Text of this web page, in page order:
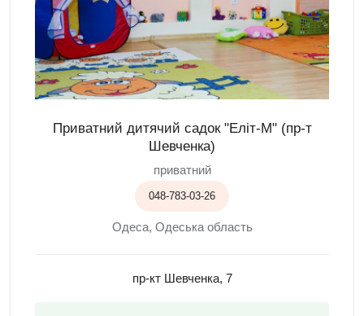
Приватний дитячий садок "Еліт-М" (пр-т
Шевченка)
приватний
048-783-03-26
Одеса, Одеська область
пр-кт Шевченка, 7